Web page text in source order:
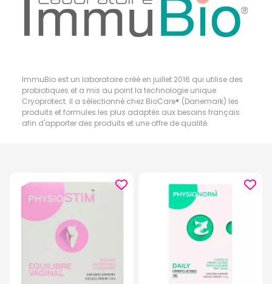
ImmuBio est un laboratoire créé en juillet 2016 qui utilise des
probiotiques et a mis au point la technologie unique
Cryoprotect. Il a sélectionné chez BioCare® (Danemark) les
produits et formules les plus adaptés aux besoins français
afin d'apporter des produits et une offre de qualité.